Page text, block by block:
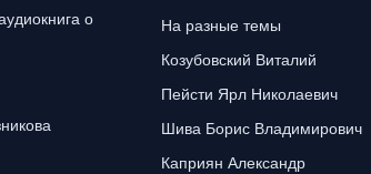
о
На разные темы
Козубовский Виталий
Пейсти Ярл Николаевич
Шива Борис Владимирович
Каприян Александр